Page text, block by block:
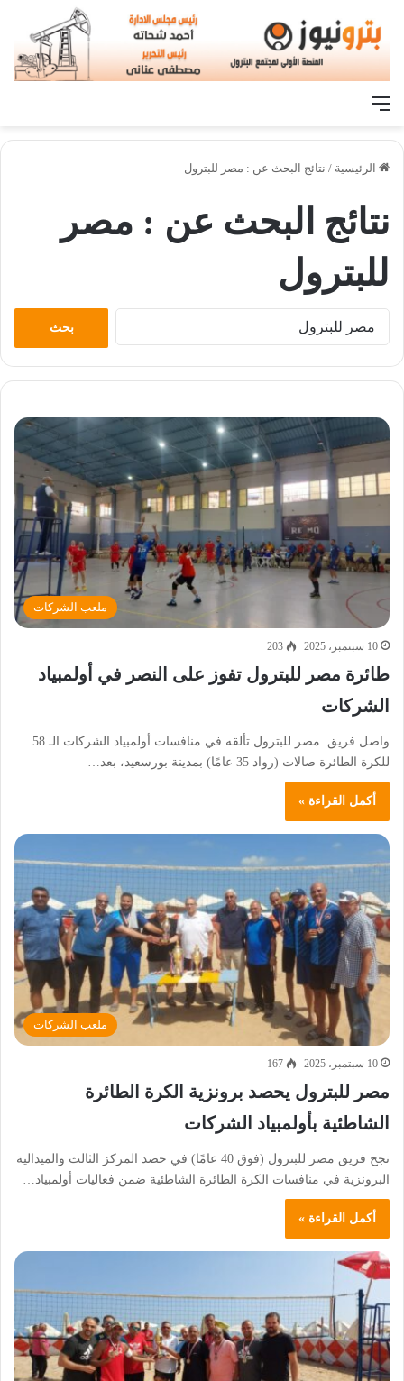
القائمة
الرئيسية / نتائج البحث عن : مصر للبترول
نتائج البحث عن : مصر
للبترول
ملعب الشركات
10 سبتمبر، 2025 203
طائرة مصر للبترول تفوز على النصر في أولمبياد
الشركات
واصل فريق مصر للبترول تألقه في منافسات أولمبياد الشركات الـ 58
للكرة الطائرة صالات (رواد 35 عامًا) بمدينة بورسعيد، بعد…
أكمل القراءة »
ملعب الشركات
10 سبتمبر، 2025 167
مصر للبترول يحصد برونزية الكرة الطائرة
الشاطئية بأولمبياد الشركات
نجح فريق مصر للبترول (فوق 40 عامًا) في حصد المركز الثالث والميدالية
البرونزية في منافسات الكرة الطائرة الشاطئية ضمن فعاليات أولمبياد…
أكمل القراءة »